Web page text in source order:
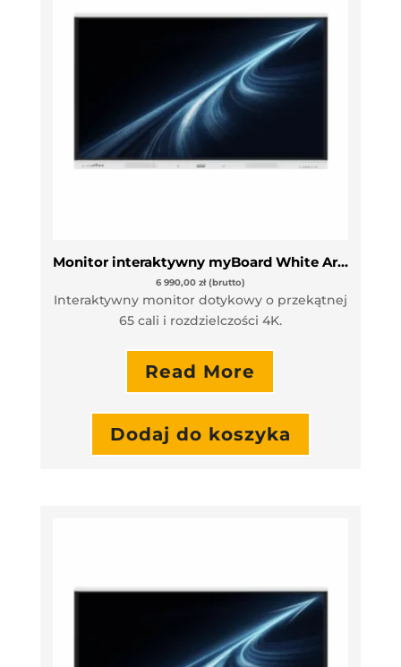
Monitor interaktywny myBoard White Arrow 65” VAT 0%
6 990,00 zł (brutto)
Interaktywny monitor dotykowy o przekątnej
65 cali i rozdzielczości 4K.
Read More
Dodaj do koszyka